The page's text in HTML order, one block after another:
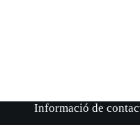
Informació de